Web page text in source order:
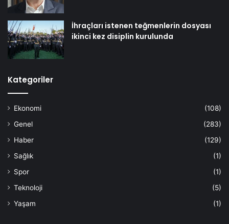
İhraçları istenen teğmenlerin dosyası
ikinci kez disiplin kurulunda
Kategoriler
Ekonomi
(108)
Genel
(283)
Haber
(129)
Sağlık
(1)
Spor
(1)
Teknoloji
(5)
Yaşam
(1)